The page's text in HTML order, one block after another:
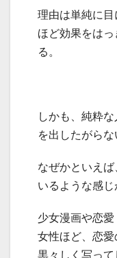
理由は単純に目
ほど効果をは
る。
しかも、純粋
を出したがらな
なぜかといえ
いるような感じ
少女漫画や恋
女性ほど、恋
黒々しく写って